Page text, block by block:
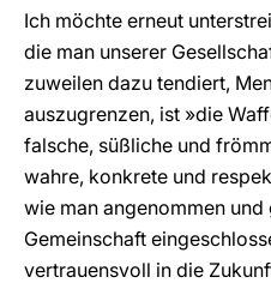
Ich möchte erneut
die man unserer
zuweilen dazu tendiert,
auszugrenzen, ist »die
falsche, süßliche und
wahre, konkrete und
wie man angenommen
Gemeinschaft
vertrauensvoll in die